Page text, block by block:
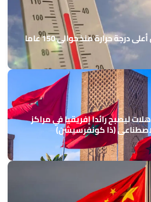
حرارة منذ حوالي 150 عاما
ليصبح رائدا إفريقيا في مراكز
(ذا كونفرسيشن)